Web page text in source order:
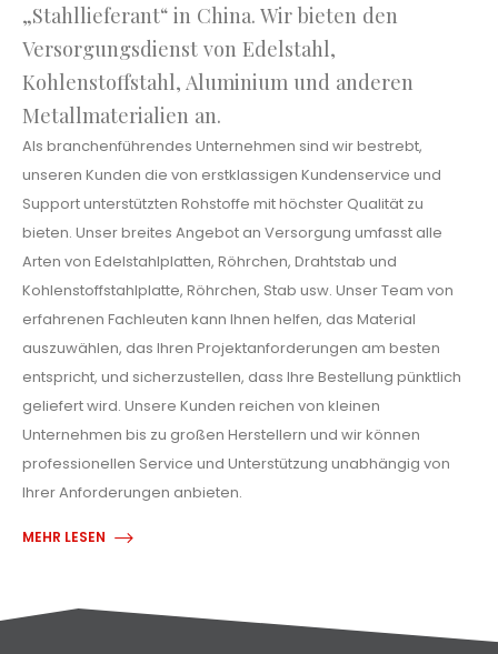
„Stahllieferant“ in China. Wir bieten den
Versorgungsdienst von Edelstahl,
Kohlenstoffstahl, Aluminium und anderen
Metallmaterialien an.
Als branchenführendes Unternehmen sind wir bestrebt,
unseren Kunden die von erstklassigen Kundenservice und
Support unterstützten Rohstoffe mit höchster Qualität zu
bieten. Unser breites Angebot an Versorgung umfasst alle
Arten von Edelstahlplatten, Röhrchen, Drahtstab und
Kohlenstoffstahlplatte, Röhrchen, Stab usw. Unser Team von
erfahrenen Fachleuten kann Ihnen helfen, das Material
auszuwählen, das Ihren Projektanforderungen am besten
entspricht, und sicherzustellen, dass Ihre Bestellung pünktlich
geliefert wird. Unsere Kunden reichen von kleinen
Unternehmen bis zu großen Herstellern und wir können
professionellen Service und Unterstützung unabhängig von
Ihrer Anforderungen anbieten.
MEHR LESEN